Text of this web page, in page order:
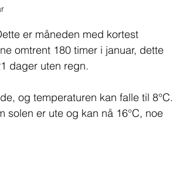
er måneden med kortest
omtrent 180 timer i januar, dette
dager uten regn.
og temperaturen kan falle til 8°C.
solen er ute og kan nå 16°C, noe